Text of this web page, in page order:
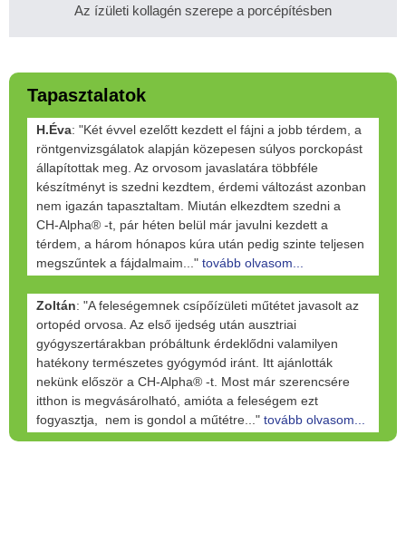
Az ízületi kollagén szerepe a porcépítésben
Tapasztalatok
H.Éva: "Két évvel ezelőtt kezdett el fájni a jobb térdem, a
röntgenvizsgálatok alapján közepesen súlyos porckopást
állapítottak meg. Az orvosom javaslatára többféle
készítményt is szedni kezdtem, érdemi változást azonban
nem igazán tapasztaltam. Miután elkezdtem szedni a
CH-Alpha® -t, pár héten belül már javulni kezdett a
térdem, a három hónapos kúra után pedig szinte teljesen
megszűntek a fájdalmaim..." tovább olvasom...
Zoltán: "A feleségemnek csípőízületi műtétet javasolt az
ortopéd orvosa. Az első ijedség után ausztriai
gyógyszertárakban próbáltunk érdeklődni valamilyen
hatékony természetes gyógymód iránt. Itt ajánlották
nekünk először a CH-Alpha® -t. Most már szerencsére
itthon is megvásárolható, amióta a feleségem ezt
fogyasztja, nem is gondol a műtétre..." tovább olvasom...